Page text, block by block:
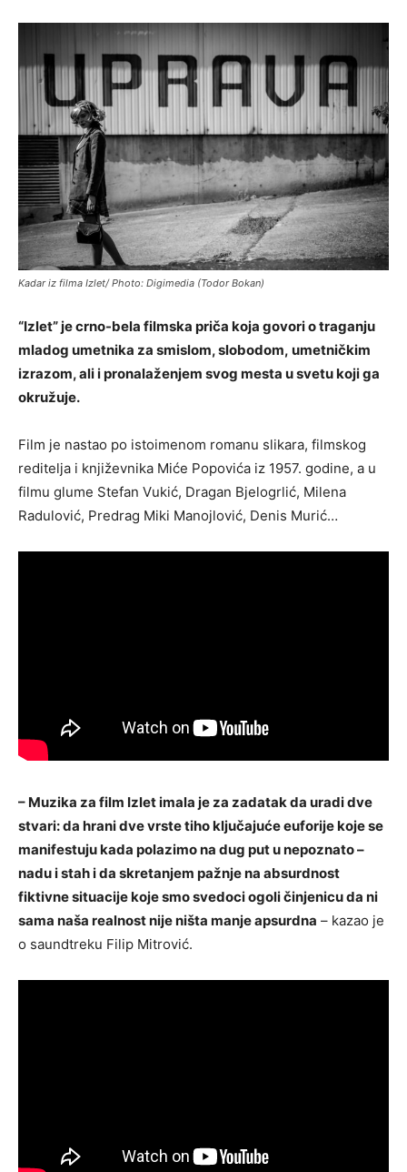
Kadar iz filma Izlet/ Photo: Digimedia (Todor Bokan)
“Izlet” je crno-bela filmska priča koja govori o traganju
mladog umetnika za smislom, slobodom, umetničkim
izrazom, ali i pronalaženjem svog mesta u svetu koji ga
okružuje.
Film je nastao po istoimenom romanu slikara, filmskog
reditelja i književnika Miće Popovića iz 1957. godine, a u
filmu glume Stefan Vukić, Dragan Bjelogrlić, Milena
Radulović, Predrag Miki Manojlović, Denis Murić…
– Muzika za film Izlet imala je za zadatak da uradi dve
stvari: da hrani dve vrste tiho ključajuće euforije koje se
manifestuju kada polazimo na dug put u nepoznato –
nadu i stah i da skretanjem pažnje na absurdnost
fiktivne situacije koje smo svedoci ogoli činjenicu da ni
sama naša realnost nije ništa manje apsurdna – kazao je
o saundtreku Filip Mitrović.